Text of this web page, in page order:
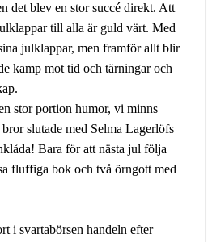
det blev en stor succé direkt. Att
till alla är guld värt. Med
julklappar, men framför allt blir
kamp mot tid och tärningar och
stor portion humor, vi minns
slutade med Selma Lagerlöfs
Bara för att nästa jul följa
fluffiga bok och två örngott med
i svartabörsen handeln efter